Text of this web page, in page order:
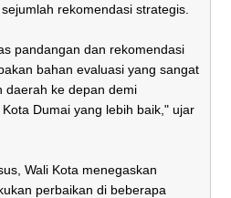
rekomendasi strategis.
pandangan dan rekomendasi
bahan evaluasi yang sangat
daerah ke depan demi
Dumai yang lebih baik," ujar
Wali Kota menegaskan
perbaikan di beberapa